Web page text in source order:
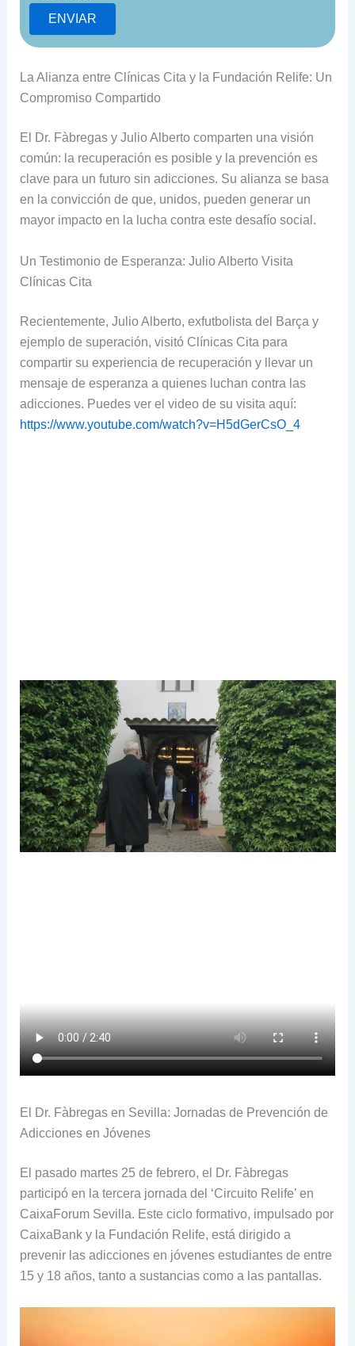
La Alianza entre Clínicas Cita y la Fundación Relife: Un
Compromiso Compartido
El Dr. Fàbregas y Julio Alberto comparten una visión
común: la recuperación es posible y la prevención es
clave para un futuro sin adicciones. Su alianza se basa
en la convicción de que, unidos, pueden generar un
mayor impacto en la lucha contra este desafío social.
Un Testimonio de Esperanza: Julio Alberto Visita
Clínicas Cita
Recientemente, Julio Alberto, exfutbolista del Barça y
ejemplo de superación, visitó Clínicas Cita para
compartir su experiencia de recuperación y llevar un
mensaje de esperanza a quienes luchan contra las
adicciones. Puedes ver el video de su visita aquí:
https://www.youtube.com/watch?v=H5dGerCsO_4
El Dr. Fàbregas en Sevilla: Jornadas de Prevención de
Adicciones en Jóvenes
El pasado martes 25 de febrero, el Dr. Fàbregas
participó en la tercera jornada del ‘Circuito Relife’ en
CaixaForum Sevilla. Este ciclo formativo, impulsado por
CaixaBank y la Fundación Relife, está dirigido a
prevenir las adicciones en jóvenes estudiantes de entre
15 y 18 años, tanto a sustancias como a las pantallas.